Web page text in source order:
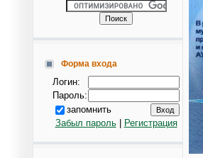
Форма входа
Логин:
Пароль:
запомнить
Забыл пароль| Регистрация